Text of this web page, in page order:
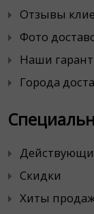
Отзывы
Фото
Наши
Города
Скидки
Хиты